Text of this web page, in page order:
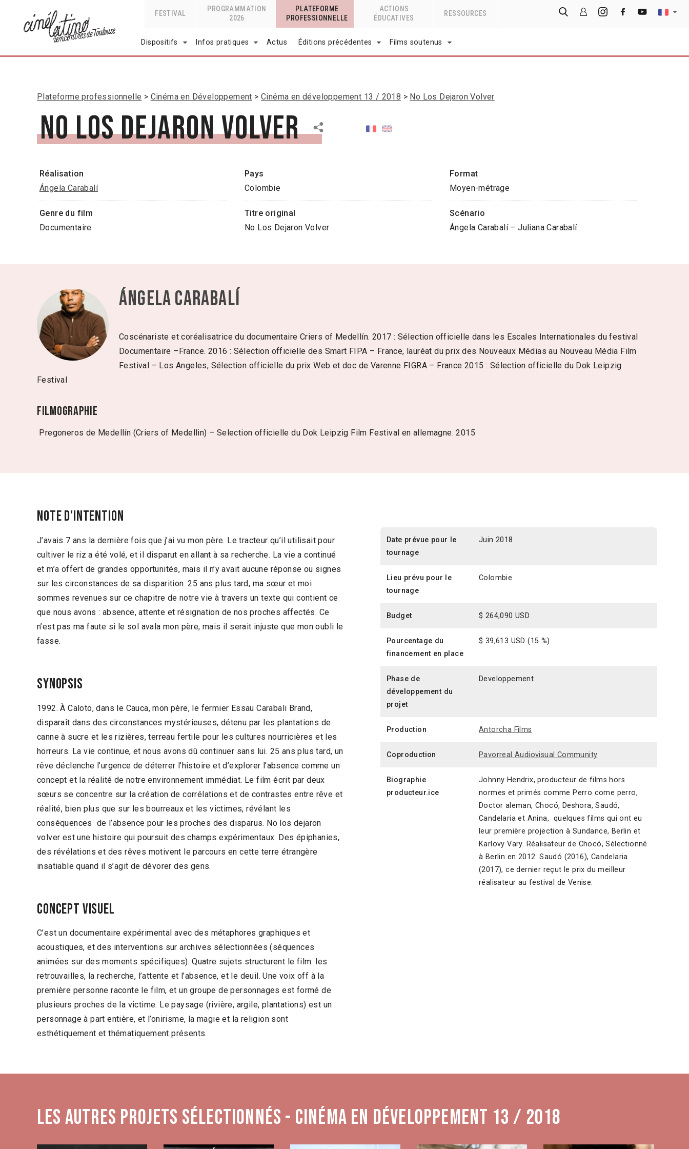
FESTIVAL
PROGRAMMATION
2026
PLATEFORME
PROFESSIONNELLE
ACTIONS
ÉDUCATIVES
RESSOURCES
Dispositifs Infos pratiques Actus Éditions précédentes Films soutenus
Plateforme professionnelle Cinéma en Développement Cinéma en développement 13 / 2018 No Los Dejaron Volver
No Los Dejaron Volver
Réalisation
Ángela Carabalí
Pays
Colombie
Format
Moyen-métrage
Genre du film
Documentaire
Titre original
No Los Dejaron Volver
Scénario
Ángela Carabalí – Juliana Carabalí
Ángela Carabalí
Coscénariste et coréalisatrice du documentaire Criers of Medellín. 2017 : Sélection officielle dans les Escales Internationales du festival
Documentaire –France. 2016 : Sélection officielle des Smart FIPA – France, lauréat du prix des Nouveaux Médias au Nouveau Média Film
Festival – Los Angeles, Sélection officielle du prix Web et doc de Varenne FIGRA – France 2015 : Sélection officielle du Dok Leipzig
Festival
Filmographie
Pregoneros de Medellín (Criers of Medellin) – Selection officielle du Dok Leipzig Film Festival en allemagne. 2015
Note d'intention
J’avais 7 ans la dernière fois que j’ai vu mon père. Le tracteur qu’il utilisait pour
cultiver le riz a été volé, et il disparut en allant à sa recherche. La vie a continué
et m’a offert de grandes opportunités, mais il n’y avait aucune réponse ou signes
sur les circonstances de sa disparition. 25 ans plus tard, ma sœur et moi
sommes revenues sur ce chapitre de notre vie à travers un texte qui contient ce
que nous avons : absence, attente et résignation de nos proches affectés. Ce
n’est pas ma faute si le sol avala mon père, mais il serait injuste que mon oubli le
fasse.
Synopsis
1992. À Caloto, dans le Cauca, mon père, le fermier Essau Carabali Brand,
disparaît dans des circonstances mystérieuses, détenu par les plantations de
canne à sucre et les rizières, terreau fertile pour les cultures nourricières et les
horreurs. La vie continue, et nous avons dû continuer sans lui. 25 ans plus tard, un
rêve déclenche l’urgence de déterrer l’histoire et d’explorer l’absence comme un
concept et la réalité de notre environnement immédiat. Le film écrit par deux
sœurs se concentre sur la création de corrélations et de contrastes entre rêve et
réalité, bien plus que sur les bourreaux et les victimes, révélant les
conséquences de l’absence pour les proches des disparus. No los dejaron
volver est une histoire qui poursuit des champs expérimentaux. Des épiphanies,
des révélations et des rêves motivent le parcours en cette terre étrangère
insatiable quand il s’agit de dévorer des gens.
Concept visuel
C’est un documentaire expérimental avec des métaphores graphiques et
acoustiques, et des interventions sur archives sélectionnées (séquences
animées sur des moments spécifiques). Quatre sujets structurent le film: les
retrouvailles, la recherche, l’attente et l’absence, et le deuil. Une voix off à la
première personne raconte le film, et un groupe de personnages est formé de
plusieurs proches de la victime. Le paysage (rivière, argile, plantations) est un
personnage à part entière, et l’onirisme, la magie et la religion sont
esthétiquement et thématiquement présents.
Date prévue pour le
tournage
Juin 2018
Lieu prévu pour le
tournage
Colombie
Budget $ 264,090 USD
Pourcentage du
financement en place
$ 39,613 USD (15 %)
Phase de
développement du
projet
Developpement
Production Antorcha Films
Coproduction Pavorreal Audiovisual Community
Biographie
producteur.ice
Johnny Hendrix, producteur de films hors
normes et primés comme Perro come perro,
Doctor aleman, Chocó, Deshora, Saudó,
Candelaria et Anina, quelques films qui ont eu
leur première projection à Sundance, Berlin et
Karlovy Vary. Réalisateur de Chocó, Sélectionné
à Berlin en 2012. Saudó (2016), Candelaria
(2017), ce dernier reçut le prix du meilleur
réalisateur au festival de Venise.
Les autres projets sélectionnés - Cinéma en développement 13 / 2018